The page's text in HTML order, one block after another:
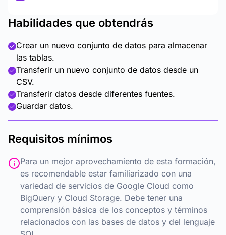
Habilidades que obtendrás
Crear un nuevo conjunto de datos para almacenar
las tablas.
Transferir un nuevo conjunto de datos desde un
CSV.
Transferir datos desde diferentes fuentes.
Guardar datos.
Requisitos mínimos
Para un mejor aprovechamiento de esta formación,
es recomendable estar familiarizado con una
variedad de servicios de Google Cloud como
BigQuery y Cloud Storage. Debe tener una
comprensión básica de los conceptos y términos
relacionados con las bases de datos y del lenguaje